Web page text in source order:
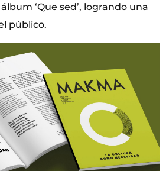
‘Que sed’, logrando una
público.